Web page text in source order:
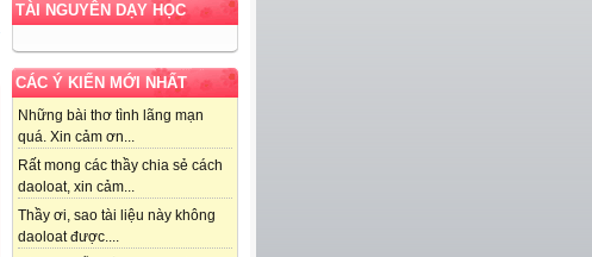
TÀI NGUYÊN DẠY HỌC
CÁC Ý KIẾN MỚI NHẤT
Những bài thơ tình lãng mạn
quá. Xin cảm ơn...
Rất mong các thầy chia sẻ cách
daoloat, xin cảm...
Thầy ơi, sao tài liệu này không
daoloat được....